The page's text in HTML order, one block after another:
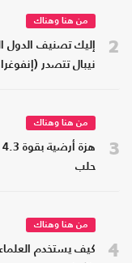
2
من هنا وهناك
إليك تصنيف الدول
نيبال تتصدر
3
من هنا وهناك
حلب
4
من هنا وهناك
كيف يستخدم